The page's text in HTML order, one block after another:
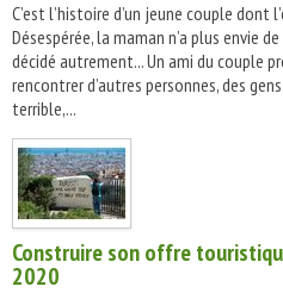
C’est l’histoire d’un jeune couple
Désespérée, la maman n’a plus envie
décidé autrement... Un ami du couple
rencontrer d’autres personnes, des
terrible,...
Construire son offre
2020